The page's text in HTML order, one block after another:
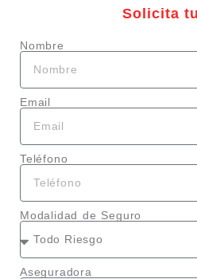
Solicita
Nombre
Email
Teléfono
Modalidad de Seguro
Aseguradora